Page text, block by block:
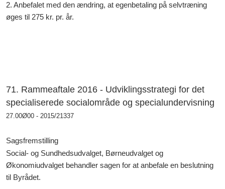
2. Anbefalet med den ændring, at egenbetaling på selvtræning
øges til 275 kr. pr. år.
71. Rammeaftale 2016 - Udviklingsstrategi for det
specialiserede socialområde og specialundervisning
27.00Ø00 - 2015/21337
Sagsfremstilling
Social- og Sundhedsudvalget, Børneudvalget og
Økonomiudvalget behandler sagen for at anbefale en beslutning
til Byrådet.